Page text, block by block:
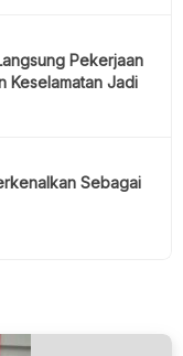
Pekerjaan
Keselamatan Jadi
Sebagai